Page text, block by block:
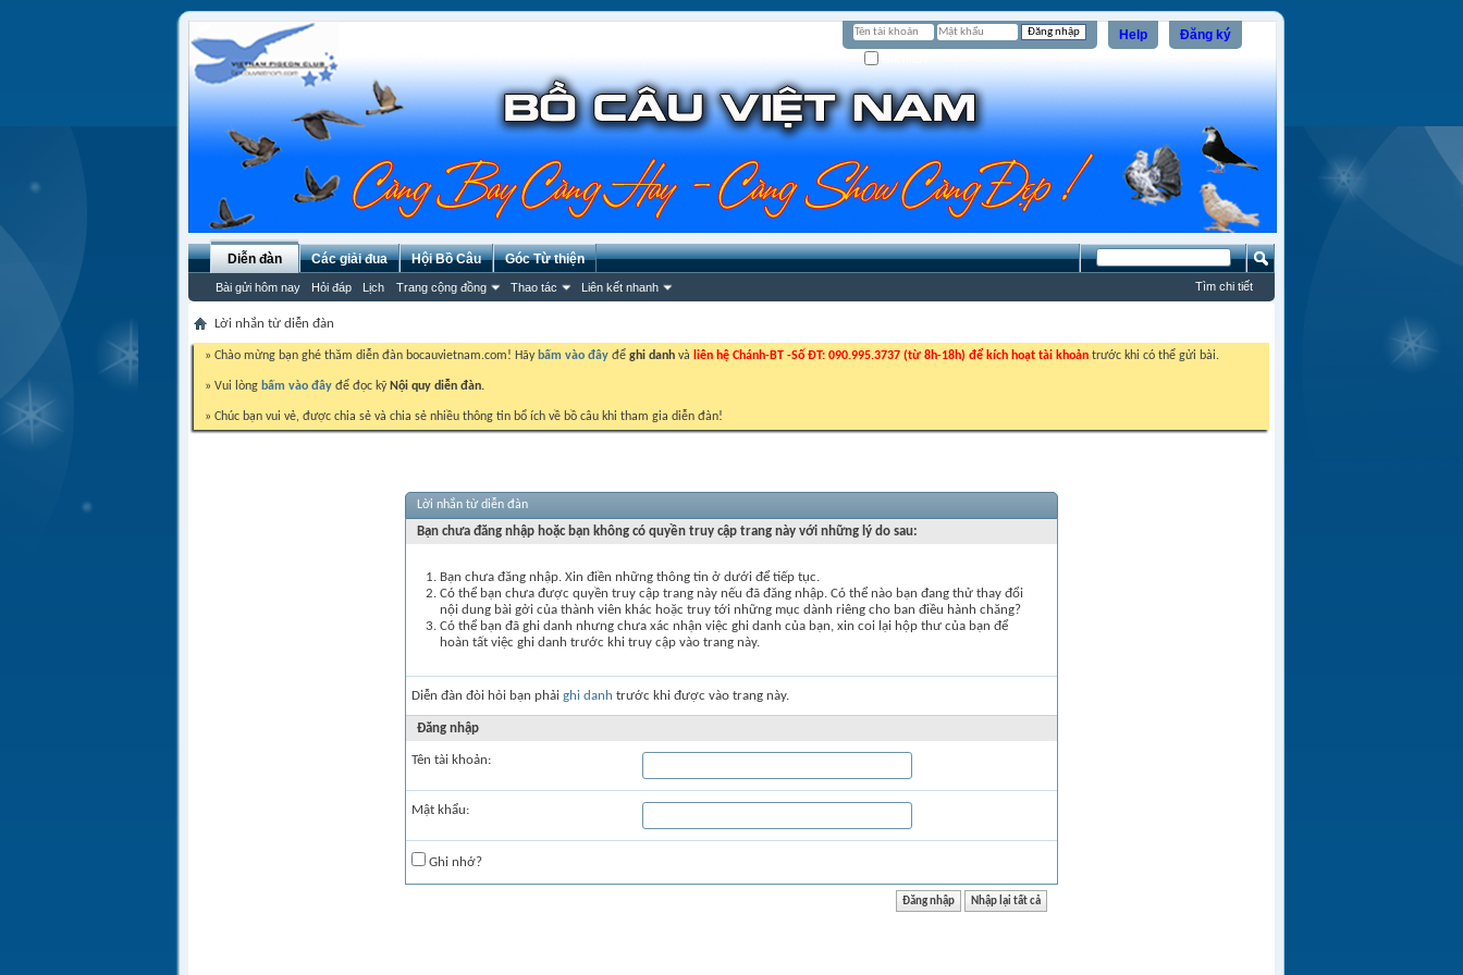
Đăng ký
Help
Diễn đàn
Bài gửi hôm nay Hỏi đáp Lịch Trang cộng đồng Thao tác Liên kết nhanh
Các giải đua Hội Bồ Câu Góc Từ thiện
Tìm chi tiết
Lời nhắn từ diễn đàn
» Chào mừng bạn ghé thăm diễn đàn bocauvietnam.com! Hãy bấm vào đây để ghi danh và liên hệ Chánh-BT -Số ĐT: 090.995.3737 (từ 8h-18h) để kích hoạt tài khoản trước khi có thể gửi bài.
» Vui lòng bấm vào đây để đọc kỹ Nội quy diễn đàn.
» Chúc bạn vui vẻ, được chia sẻ và chia sẻ nhiều thông tin bổ ích về bồ câu khi tham gia diễn đàn!
Lời nhắn từ diễn đàn
Bạn chưa đăng nhập hoặc bạn không có quyền truy cập trang này với những lý do sau:
Bạn chưa đăng nhập. Xin điền những thông tin ở dưới để tiếp tục.
Có thể bạn chưa được quyền truy cập trang này nếu đã đăng nhập. Có thể nào bạn đang thử thay đổi
nội dung bài gởi của thành viên khác hoặc truy tới những mục dành riêng cho ban điều hành chăng?
Có thể bạn đã ghi danh nhưng chưa xác nhận việc ghi danh của bạn, xin coi lại hộp thư của bạn để
hoàn tất việc ghi danh trước khi truy cập vào trang này.
Diễn đàn đòi hỏi bạn phải ghi danh trước khi được vào trang này.
Ðăng nhập
Tên tài khoản:
Mật khẩu:
Ghi nhớ?